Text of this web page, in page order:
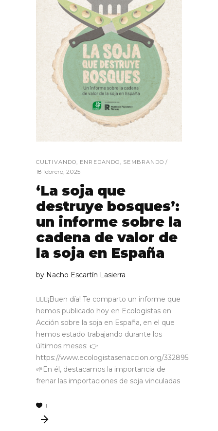
CULTIVANDO ENREDANDO SEMBRANDO
18 febrero, 2025
‘La soja que
destruye bosques’:
un informe sobre la
cadena de valor de
la soja en España
by Nacho Escartín Lasierra
🙋🏼‍♂️¡Buen día! Te comparto un informe que
hemos publicado hoy en Ecologistas en
Acción sobre la soja en España, en el que
hemos estado trabajando durante los
últimos meses: 👉
https://www.ecologistasenaccion.org/332895
🌱En él, destacamos la importancia de
frenar las importaciones de soja vinculadas
1